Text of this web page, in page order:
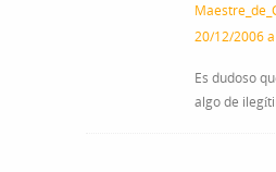
20/12/2006
Es dudoso
algo de